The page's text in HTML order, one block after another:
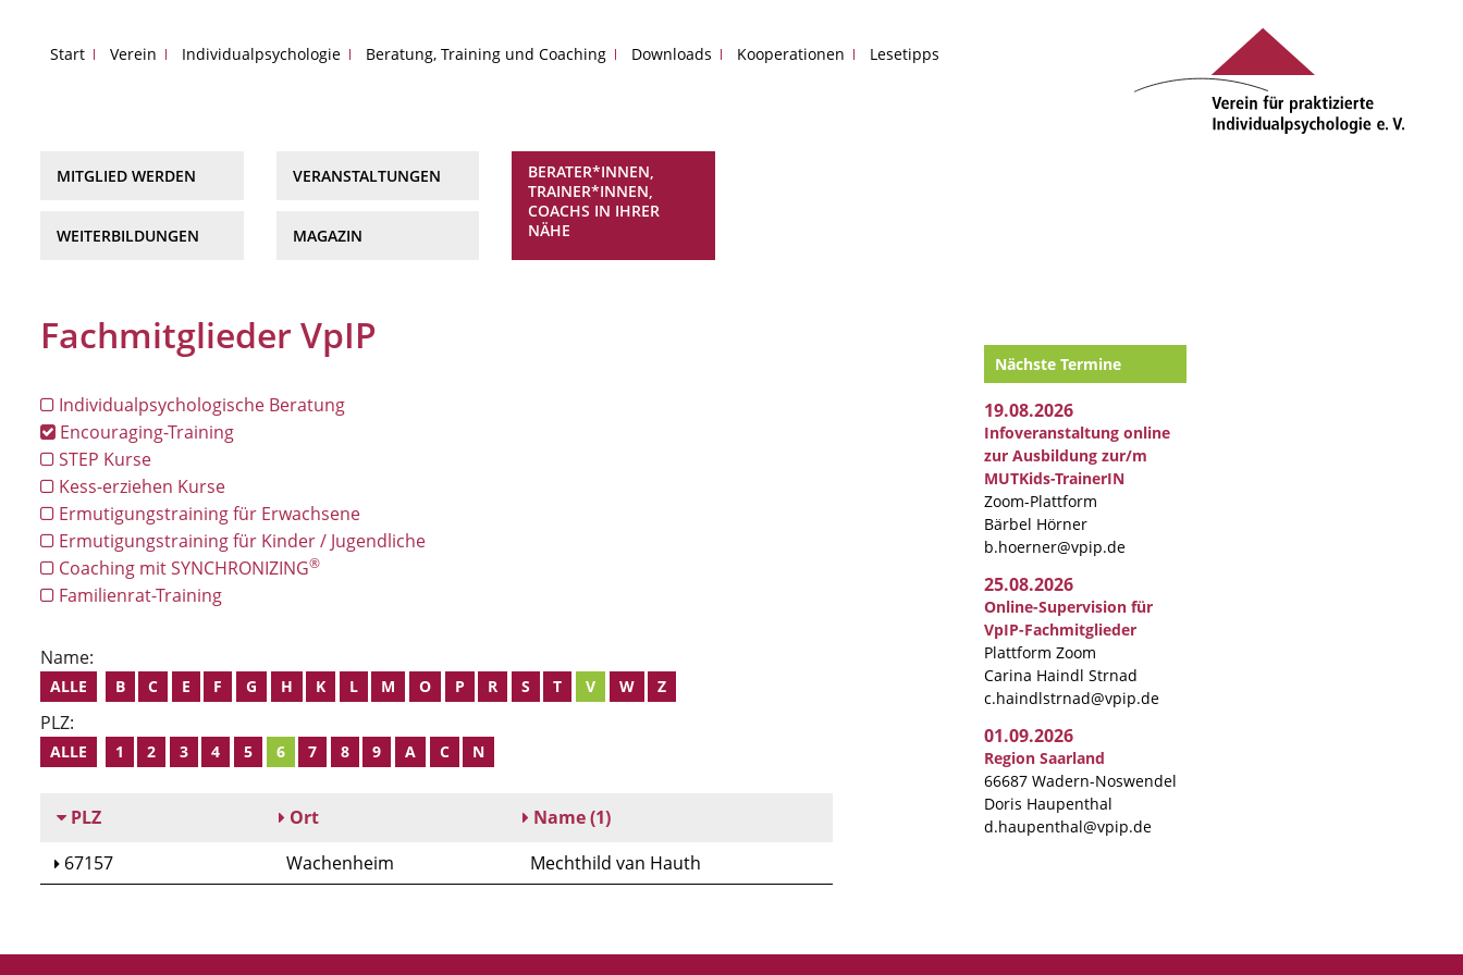
Start Verein Individualpsychologie Beratung, Training und Coaching Downloads Kooperationen Lesetipps
MITGLIED WERDEN
WEITERBILDUNGEN
VERANSTALTUNGEN
MAGAZIN
BERATER*INNEN,
TRAINER*INNEN,
COACHS IN IHRER
NÄHE
Fachmitglieder VpIP
Individualpsychologische Beratung
Encouraging-Training
STEP Kurse
Kess-erziehen Kurse
Ermutigungstraining für Erwachsene
Ermutigungstraining für Kinder / Jugendliche
Coaching mit SYNCHRONIZING®
Familienrat-Training
Name:
ALLE B C E F G H K L M O P R S T V W Z
PLZ:
ALLE 1 2 3 4 5 6 7 8 9 A C N
PLZ Ort Name(1)
67157
Wachenheim Mechthild van Hauth
Nächste Termine
19.08.2026
Infoveranstaltung online
zur Ausbildung zur/m
MUTKids-TrainerIN
Zoom-Plattform
Bärbel Hörner
b.hoerner@vpip.de
25.08.2026
Online-Supervision für
VpIP-Fachmitglieder
Plattform Zoom
Carina Haindl Strnad
c.haindlstrnad@vpip.de
01.09.2026
Region Saarland
66687 Wadern-Noswendel
Doris Haupenthal
d.haupenthal@vpip.de